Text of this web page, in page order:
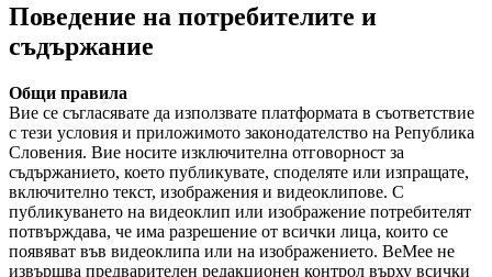
Поведение на потребителите и
съдържание
Общи правила
Вие се съгласявате да използвате платформата в съответствие
с тези условия и приложимото законодателство на Република
Словения. Вие носите изключителна отговорност за
съдържанието, което публикувате, споделяте или изпращате,
включително текст, изображения и видеоклипове. С
публикуването на видеоклип или изображение потребителят
потвърждава, че има разрешение от всички лица, които се
появяват във видеоклипа или на изображението. BeMee не
извършва предварителен редакционен контрол върху всички